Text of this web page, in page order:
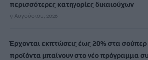
περισσότερες κατηγορίες δικαιούχων
9 Αυγούστου, 2026
Έρχονται εκπτώσεις έως 20% στα
προϊόντα μπαίνουν στο νέο πρόγραμμα